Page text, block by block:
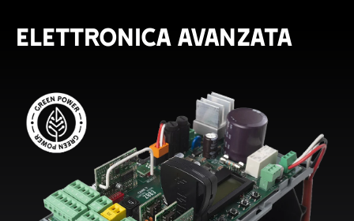
ELETTRONICA AVANZATA